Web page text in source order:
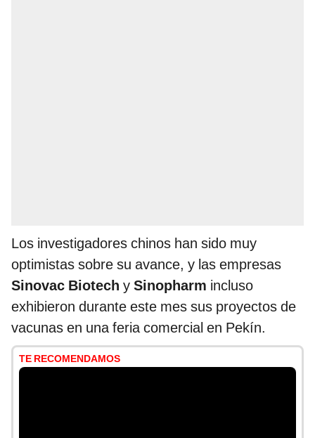
Los investigadores chinos han sido muy
optimistas sobre su avance, y las empresas
Sinovac Biotech y Sinopharm incluso
exhibieron durante este mes sus proyectos de
vacunas en una feria comercial en Pekín.
TE RECOMENDAMOS